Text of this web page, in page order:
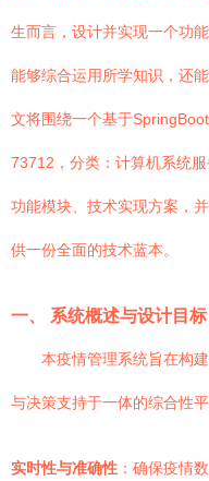
生而言，设计并实现一个功
能够综合运用所学知识，还
文将围绕一个基于
73712，分类：计算机系统
功能模块、技术实现方案，
供一份全面的技术蓝本。
一、 系统概述与设计目标
本疫情管理系统旨在构
与决策支持于一体的综合性
实时性与准确性 ：确保疫情